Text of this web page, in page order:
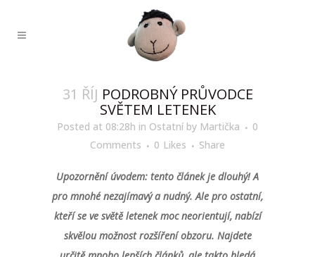
31 ŘÍJ PODROBNÝ PRŮVODCE
SVĚTEM LETENEK
Posted at 08:28h in Ostatní by Martička
0
Comments
0 Likes Share
Upozornění úvodem: tento článek je dlouhý! A
pro mnohé nezajímavý a nudný. Ale pro ostatní,
kteří se ve světě letenek moc neorientují, nabízí
skvělou možnost rozšíření obzoru. Najdete